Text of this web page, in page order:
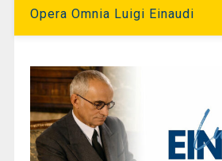
Opera Omnia Luigi Einaudi